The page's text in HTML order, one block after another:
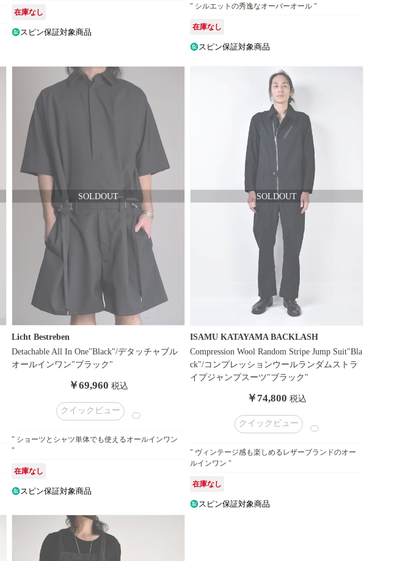
在庫なし
スピン保証対象商品
" シルエットの秀逸なオーバーオール "
在庫なし
スピン保証対象商品
Licht Bestreben
Detachable All In One"Black"/デタッチャブル
オールインワン"ブラック"
￥69,960 税込
クイックビュー
" ショーツとシャツ単体でも使えるオールインワン
"
在庫なし
スピン保証対象商品
ISAMU KATAYAMA BACKLASH
Compression Wool Random Stripe Jump Suit"Bla
ck"/コンプレッションウールランダムストラ
イプジャンプスーツ"ブラック"
￥74,800 税込
クイックビュー
" ヴィンテージ感も楽しめるレザーブランドのオー
ルインワン "
在庫なし
スピン保証対象商品